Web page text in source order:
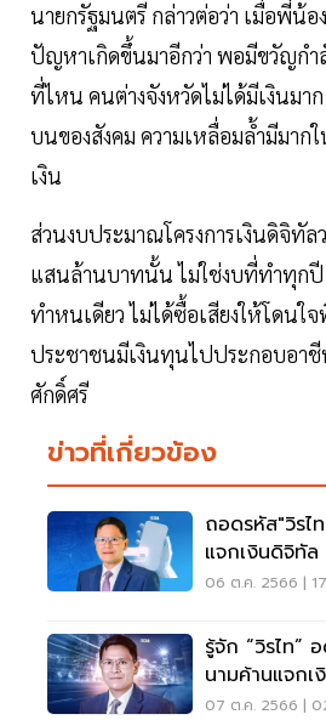
นายกรัฐมนตรี กล่าวต่อว่า เมื่อพี่น้
ปัญหาเกิดขึ้นมาอีกว่า พอมีขวัญกำ
ที่ไหน คนต่างจังหวัดไม่ได้มีเงินม
บนของสังคม ความเหลื่อมล้ำมีมาก
เงิน
ส่วนงบประมาณโครงการเงินดิจิทั
แสนล้านบาทนั้น ไม่ใช่งบที่ทำทุกปี
ทำหนเดียว ไม่ได้ซื้อเสียงให้โดนใ
ประชาชนมีเงินทุนไปประกอบอาชี
ศักดิ์ศรี
ข่าวที่เกี่ยวข้อง
ถอดรหัส"วิรไ
แจกเงินดิจิทั
คนทั่วประเทศ
06 ต.ค. 2566 |
รู้จัก “วิรไท”
นามค้านแจก
07 ต.ค. 2566 |